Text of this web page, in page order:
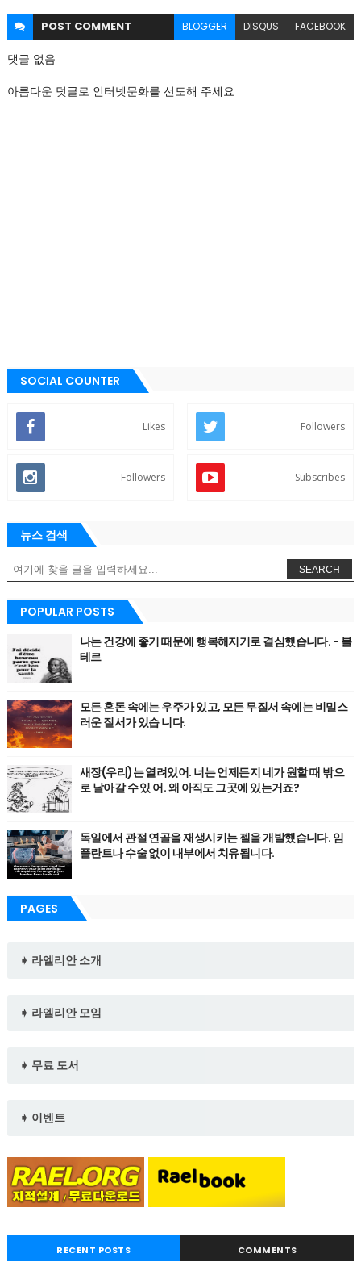
POST COMMENT BLOGGER DISQUS FACEBOOK
댓글 없음
아름다운 덧글로 인터넷문화를 선도해 주세요
SOCIAL COUNTER
Likes Followers
Followers Subscribes
뉴스 검색
SEARCH
POPULAR POSTS
나는 건강에 좋기 때문에 행복해지기로 결심했습니다. - 볼
테르
모든 혼돈 속에는 우주가 있고, 모든 무질서 속에는 비밀스
러운 질서가 있습 니다.
새장(우리)는 열려있어. 너는 언제든지 네가 원할 때 밖으
로 날아갈 수 있 어. 왜 아직도 그곳에 있는거죠?
독일에서 관절 연골을 재생시키는 젤을 개발했습니다. 임
플란트나 수술 없이 내부에서 치유됩니다.
PAGES
➧ 라엘리안 소개
➧ 라엘리안 모임
➧ 무료 도서
➧ 이벤트
RECENT POSTS COMMENTS